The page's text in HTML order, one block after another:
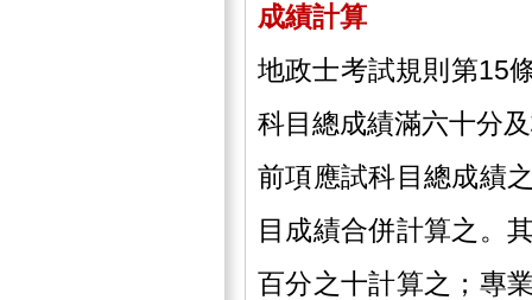
成績計算
地政士考試規則第15
科目總成績滿六十分
前項應試科目總成績
目成績合併計算之。
百分之十計算之；專